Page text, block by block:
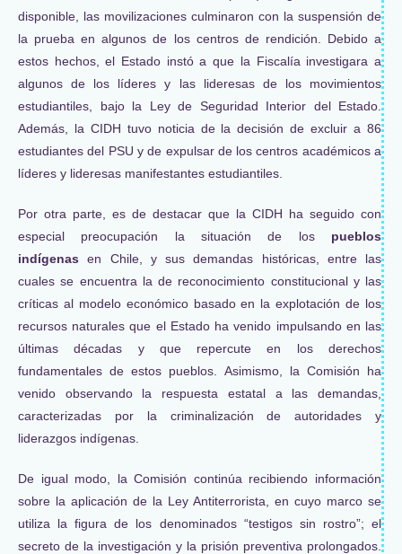
disponible, las movilizaciones culminaron con la suspensión de
la prueba en algunos de los centros de rendición. Debido a
estos hechos, el Estado instó a que la Fiscalía investigara a
algunos de los líderes y las lideresas de los movimientos
estudiantiles, bajo la Ley de Seguridad Interior del Estado.
Además, la CIDH tuvo noticia de la decisión de excluir a 86
estudiantes del PSU y de expulsar de los centros académicos a
líderes y lideresas manifestantes estudiantiles.
Por otra parte, es de destacar que la CIDH ha seguido con
especial preocupación la situación de los pueblos
indígenas en Chile, y sus demandas históricas, entre las
cuales se encuentra la de reconocimiento constitucional y las
críticas al modelo económico basado en la explotación de los
recursos naturales que el Estado ha venido impulsando en las
últimas décadas y que repercute en los derechos
fundamentales de estos pueblos. Asimismo, la Comisión ha
venido observando la respuesta estatal a las demandas,
caracterizadas por la criminalización de autoridades y
liderazgos indígenas.
De igual modo, la Comisión continúa recibiendo información
sobre la aplicación de la Ley Antiterrorista, en cuyo marco se
utiliza la figura de los denominados “testigos sin rostro”; el
secreto de la investigación y la prisión preventiva prolongados.